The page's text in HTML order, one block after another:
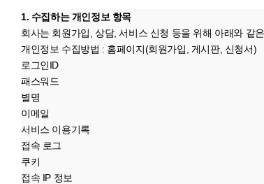
1. 수집하는 개인정보 항목
회사는 회원가입, 상담, 서비스 신청 등을 위해 아래와 같
개인정보 수집방법 : 홈페이지(회원가입, 게시판, 신청서)
로그인ID
패스워드
별명
이메일
서비스 이용기록
접속 로그
쿠키
접속 IP 정보